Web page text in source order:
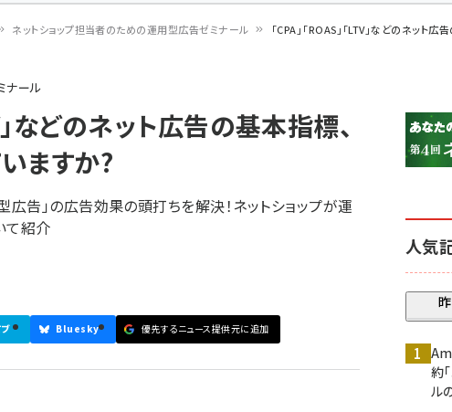
ネットショップ担当者のための運用型広告ゼミナール 「CPA」「ROAS」「LTV」などのネット
ナール
」などのネット広告の基本指標、
ますか?
広告」の広告効果の頭打ちを解決！ネットショップが運
て紹介
Bluesky 優先するニュース提供元に追加
人気
約
ル
参加登録はこちら↑